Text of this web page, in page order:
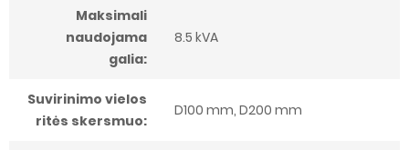
Maksimali
naudojama
galia:
8.5 kVA
Suvirinimo vielos
ritės skersmuo:
D100 mm, D200 mm